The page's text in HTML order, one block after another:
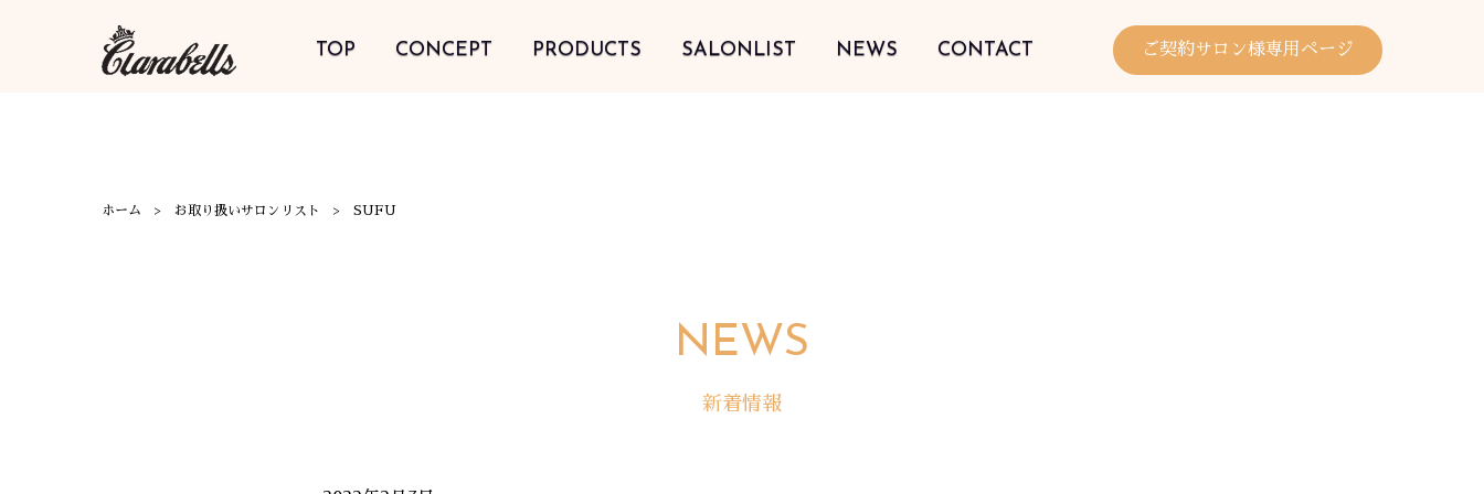
TOP CONCEPT PRODUCTS SALONLIST NEWS CONTACT ご契約サロン様専用ページ
ホーム お取り扱いサロンリスト SUFU
NEWS
新着情報